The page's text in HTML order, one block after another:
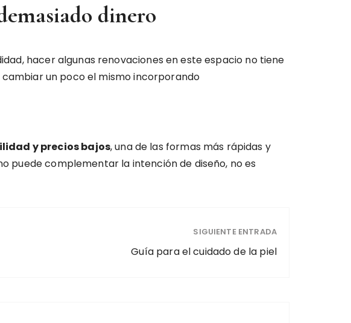
dinero
hacer algunas renovaciones en este espacio no tiene
un poco el mismo incorporando
y precios bajos, una de las formas más rápidas y
puede complementar la intención de diseño, no es
SIGUIENTE ENTRADA
Guía para el cuidado de la piel